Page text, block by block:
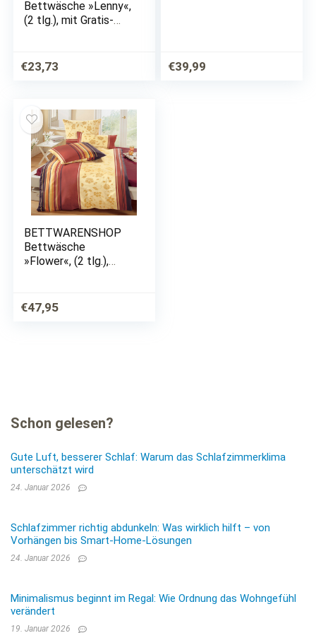
Bettwäsche »Lenny«,
(2 tlg.), mit Gratis-
€23,73 €39,99
BETTWARENSHOP
Bettwäsche
»Flower«, (2 tlg.),
€47,95
Schon gelesen?
Gute Luft, besserer Schlaf: Warum das Schlafzimmerklima
unterschätzt wird
24. Januar 2026
Schlafzimmer richtig abdunkeln: Was wirklich hilft – von
Vorhängen bis Smart-Home-Lösungen
24. Januar 2026
Minimalismus beginnt im Regal: Wie Ordnung das Wohngefühl
verändert
19. Januar 2026